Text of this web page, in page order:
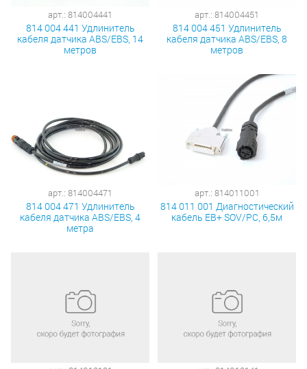
арт.: 814004441
814 004 441 Удлинитель
кабеля датчика ABS/EBS, 14
метров
арт.: 814004451
814 004 451 Удлинитель
кабеля датчика ABS/EBS, 8
метров
арт.: 814004471
814 004 471 Удлинитель
кабеля датчика ABS/EBS, 4
метра
арт.: 814011001
814 011 001 Диагностический
кабель EB+ SOV/PC, 6,5м